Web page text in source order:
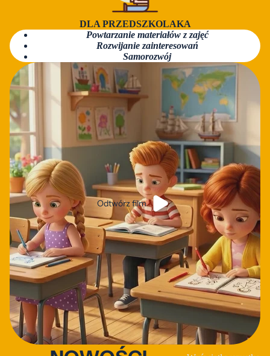
DLA PRZEDSZKOLAKA
Powtarzanie materiałów z zajęć
Rozwijanie zainteresowań
Samorozwój
Odtwórz film